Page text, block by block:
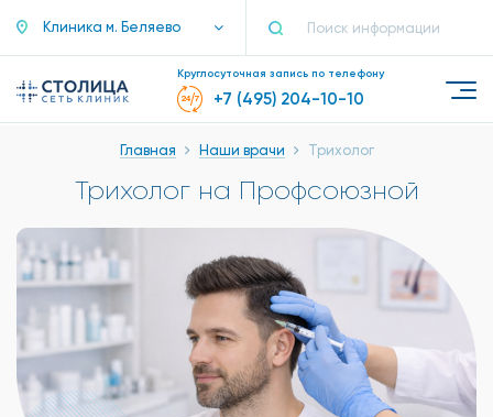
Клиника м. Беляево
Круглосуточная запись по телефону
+7 (495) 204-10-10
Главная Наши врачи Трихолог
Трихолог на Профсоюзной